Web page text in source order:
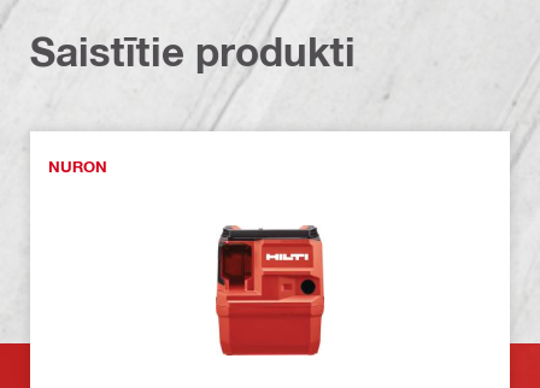
Saistītie produkti
NURON